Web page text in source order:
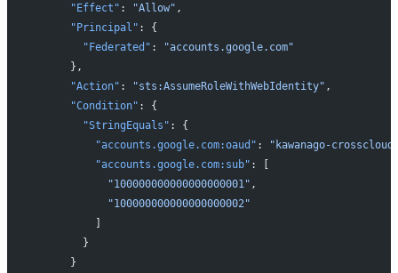
      "Effect"
: "Allow" ,
      "Principal"
: {
        "Federated"
:
"accounts.google.com"
      },
      "Action"
: "sts:AssumeRoleWithWebIdentity" ,
      "Condition"
: {
        "StringEquals"
: {
          "accounts.google.com:oaud"
:
"kawanago-
          "accounts.google.com:sub"
: [
            "100000000000000000001"
,
            "100000000000000000002"
          ]
        }
      }